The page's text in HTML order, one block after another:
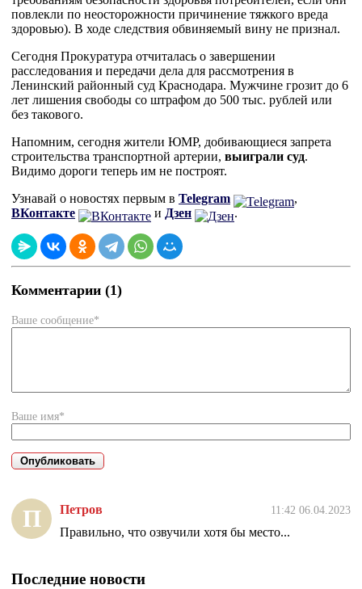
повлекли по неосторожности причинение тяжкого вреда
здоровью). В ходе следствия обвиняемый вину не признал.
Сегодня Прокуратура отчиталась о завершении
расследования и передачи дела для рассмотрения в
Ленинский районный суд Краснодара. Мужчине грозит до 6
лет лишения свободы со штрафом до 500 тыс. рублей или
без такового.
Напомним, сегодня жители ЮМР, добивающиеся запрета
строительства транспортной артерии, выиграли суд.
Видимо дороги теперь им не построят.
Узнавай о новостях первым в Telegram
,
ВКонтакте
и Дзен .
Комментарии (1)
Ваше сообщение*
Ваше имя*
П Петров 11:42 06.04.2023
Правильно, что озвучили хотя бы место...
Последние новости